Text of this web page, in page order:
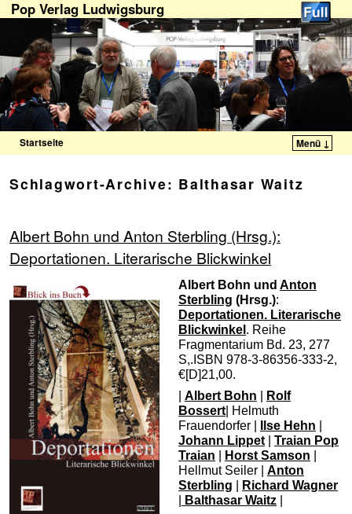
Pop Verlag Ludwigsburg
Startseite Menü ↓
Schlagwort-Archive: Balthasar Waitz
Albert Bohn und Anton Sterbling (Hrsg.):
Deportationen. Literarische Blick­winkel
Albert Bohn und Anton
Sterbling (Hrsg.):
Deportationen. Literarische
Blick­winkel . Reihe
Fragmentarium Bd. 23, 277
S,.ISBN 978-3-86356-333-2,
€[D]21,00.
Albert Bohn
Rolf
Bossert | Helmuth
Frauendorfer |
Ilse Hehn
Johann Lippet
Traian Pop
Traian
Horst Samson
Hellmut Seiler | Anton
Sterbling
Richard Wagner
Balthasar Waitz